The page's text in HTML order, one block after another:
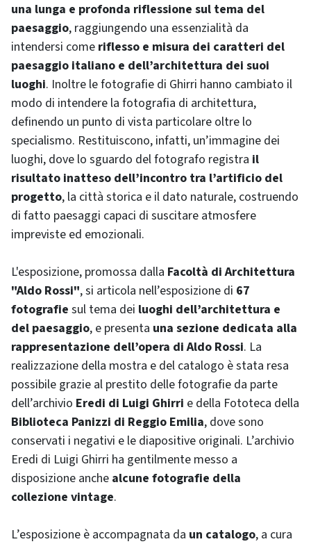
una lunga e profonda riflessione sul tema del
paesaggio, raggiungendo una essenzialità da
intendersi come riflesso e misura dei caratteri del
paesaggio italiano e dell’architettura dei suoi
luoghi. Inoltre le fotografie di Ghirri hanno cambiato il
modo di intendere la fotografia di architettura,
definendo un punto di vista particolare oltre lo
specialismo. Restituiscono, infatti, un’immagine dei
luoghi, dove lo sguardo del fotografo registra il
risultato inatteso dell’incontro tra l’artificio del
progetto, la città storica e il dato naturale, costruendo
di fatto paesaggi capaci di suscitare atmosfere
impreviste ed emozionali.
L'esposizione, promossa dalla Facoltà di Architettura
"Aldo Rossi", si articola nell’esposizione di 67
fotografie sul tema dei luoghi dell’architettura e
del paesaggio, e presenta una sezione dedicata alla
rappresentazione dell’opera di Aldo Rossi. La
realizzazione della mostra e del catalogo è stata resa
possibile grazie al prestito delle fotografie da parte
dell’archivio Eredi di Luigi Ghirri e della Fototeca della
Biblioteca Panizzi di Reggio Emilia, dove sono
conservati i negativi e le diapositive originali. L’archivio
Eredi di Luigi Ghirri ha gentilmente messo a
disposizione anche alcune fotografie della
collezione vintage.
L’esposizione è accompagnata da un catalogo, a cura